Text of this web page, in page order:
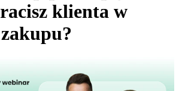
klienta w